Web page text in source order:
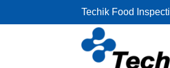
Techik Food